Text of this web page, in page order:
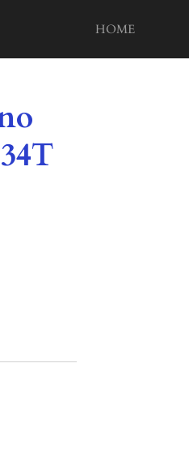
HOME